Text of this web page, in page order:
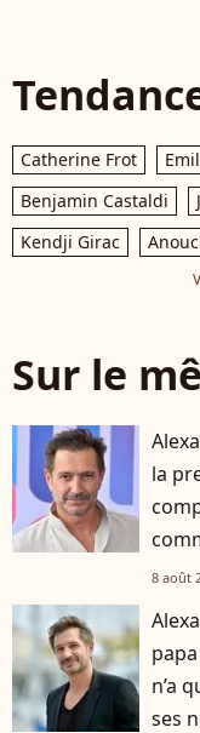
Catherine Frot
Benjamin Castaldi
Kendji Girac
Sur le
la
8 août
n’a
ses